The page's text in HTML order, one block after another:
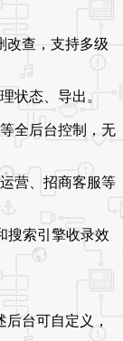
改查，支持多级
状态、导出。
全后台控制，无
营、招商客服等
搜索引擎收录效
后台可自定义，